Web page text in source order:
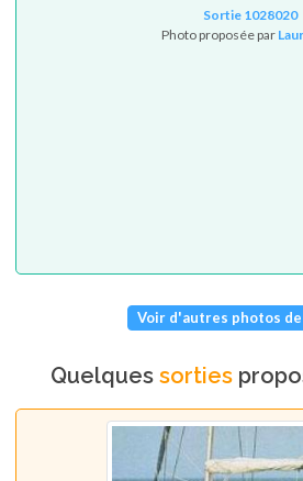
Sortie 1028020
Photo proposée par
Voir d'autres photos
Quelques sorties